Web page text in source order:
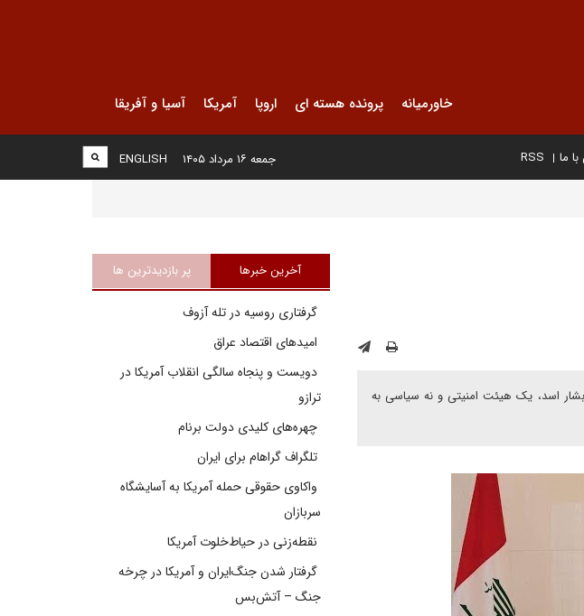
خاورمیانه پرونده هسته ای اروپا آمریکا آسیا و آفریقا
ما RSS
ENGLISH جمعه ۱۶ مرداد ۱۴۰۵
اسد، یک هیئت امنیتی و نه سیاسی به
آخرین خبرها پر بازدیدترین ها
گرفتاری روسیه در تله آزوف
امیدهای اقتصاد عراق
دویست و پنجاه سالگی انقلاب آمریکا در
ترازو
چهره‌های کلیدی دولت برنام
تلگراف گراهام برای ایران
واکاوی حقوقی حمله آمریکا به آسایشگاه
سربازان
نقطه‌زنی در حیاط‌خلوت آمریکا
گرفتار شدن جنگ‌ایران و آمریکا در چرخه
جنگ – آتش‌بس